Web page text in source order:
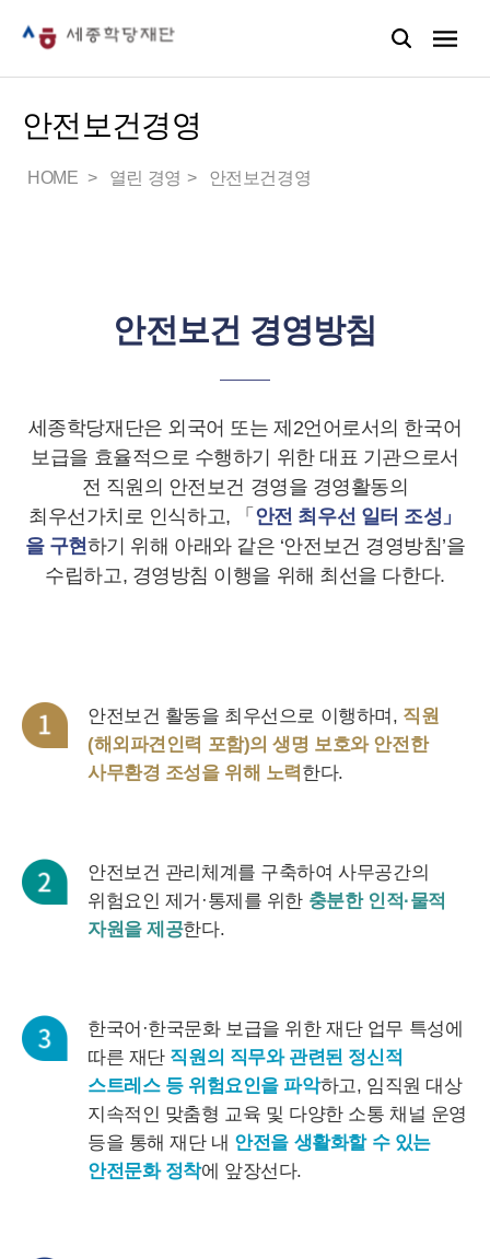
안전보건경영
HOME 열린 경영 안전보건경영
안전보건 경영방침
세종학당재단은 외국어 또는 제2언어로서의 한국어
보급을 효율적으로 수행하기 위한 대표 기관으로서
전 직원의 안전보건 경영을 경영활동의
최우선가치로 인식하고, 「 안전 최우선 일터 조성」
을 구현하기 위해 아래와 같은 ‘안전보건 경영방침’을
수립하고, 경영방침 이행을 위해 최선을 다한다.
안전보건 활동을 최우선으로 이행하며, 직원
(해외파견인력 포함)의 생명 보호와 안전한
사무환경 조성을 위해 노력 한다.
안전보건 관리체계를 구축하여 사무공간의
위험요인 제거·통제를 위한 충분한 인적·물적
자원을 제공한다.
한국어·한국문화 보급을 위한 재단 업무 특성에
따른 재단 직원의 직무와 관련된 정신적
스트레스 등 위험요인을 파악하고, 임직원 대상
지속적인 맞춤형 교육 및 다양한 소통 채널 운영
등을 통해 재단 내 안전을 생활화할 수 있는
안전문화 정착에 앞장선다.